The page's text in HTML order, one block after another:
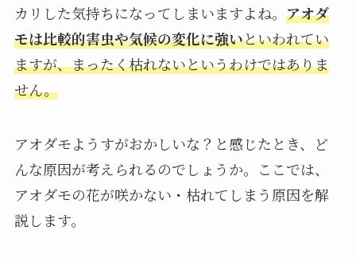
カリした気持ちになってしまいますよね。 アオダ
モは比較的害虫や気候の変化に強いといわれてい
ますが、まったく枯れないというわけではありま
せん。
アオダモようすがおかしいな？と感じたとき、ど
んな原因が考えられるのでしょうか。ここでは、
アオダモの花が咲かない・枯れてしまう原因を解
説します。